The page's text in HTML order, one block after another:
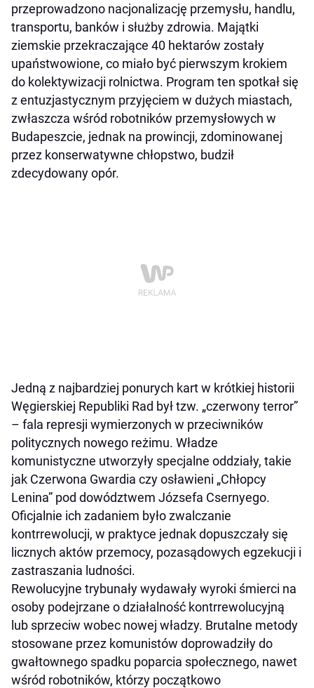
przeprowadzono nacjonalizację przemysłu, handlu,
transportu, banków i służby zdrowia. Majątki
ziemskie przekraczające 40 hektarów zostały
upaństwowione, co miało być pierwszym krokiem
do kolektywizacji rolnictwa. Program ten spotkał się
z entuzjastycznym przyjęciem w dużych miastach,
zwłaszcza wśród robotników przemysłowych w
Budapeszcie, jednak na prowincji, zdominowanej
przez konserwatywne chłopstwo, budził
zdecydowany opór.
Jedną z najbardziej ponurych kart w krótkiej historii
Węgierskiej Republiki Rad był tzw. „czerwony terror”
– fala represji wymierzonych w przeciwników
politycznych nowego reżimu. Władze
komunistyczne utworzyły specjalne oddziały, takie
jak Czerwona Gwardia czy osławieni „Chłopcy
Lenina” pod dowództwem Józsefa Csernyego.
Oficjalnie ich zadaniem było zwalczanie
kontrrewolucji, w praktyce jednak dopuszczały się
licznych aktów przemocy, pozasądowych egzekucji i
zastraszania ludności.
Rewolucyjne trybunały wydawały wyroki śmierci na
osoby podejrzane o działalność kontrrewolucyjną
lub sprzeciw wobec nowej władzy. Brutalne metody
stosowane przez komunistów doprowadziły do
gwałtownego spadku poparcia społecznego, nawet
wśród robotników, którzy początkowo